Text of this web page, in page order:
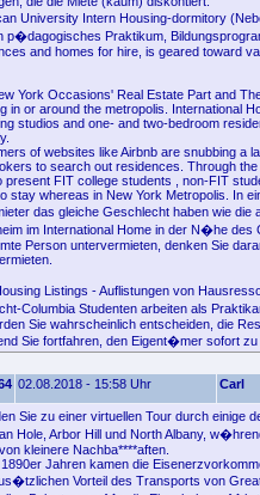
University Intern Housing-dormitory
Praktikum,
and homes for hire, is geared toward
York Occasions' Real Estate Part and
in or around the metropolis. International
studios and one- and two-bedroom
of websites like Airbnb are snubbing a
to search out residences. Through
present FIT college students , non-FIT
stay whereas in New York Metropolis. In
das gleiche Geschlecht haben wie
im International Home in der N�he des
Person untervermieten, denken Sie
Listings - Auflistungen von
Columbia Studenten arbeiten als
Sie wahrscheinlich entscheiden, die
Sie fortfahren, den Eigent�mer sofort zu
02.08.2018 - 15:58 Uhr Carl
Sie zu einer virtuellen Tour durch
Hole, Arbor Hill und North Albany,
kleinere Nachba****aften.
1890er Jahren kamen die
Vorteil des Transports von